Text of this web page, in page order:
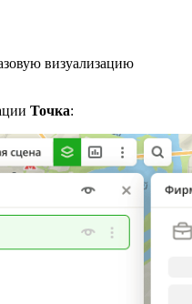
визуализацию
Точка: